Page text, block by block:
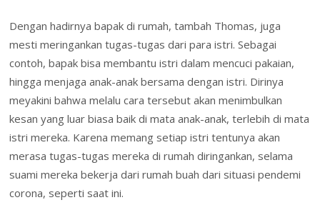
Dengan hadirnya bapak di rumah, tambah Thomas, juga
mesti meringankan tugas-tugas dari para istri. Sebagai
contoh, bapak bisa membantu istri dalam mencuci pakaian,
hingga menjaga anak-anak bersama dengan istri. Dirinya
meyakini bahwa melalu cara tersebut akan menimbulkan
kesan yang luar biasa baik di mata anak-anak, terlebih di mata
istri mereka. Karena memang setiap istri tentunya akan
merasa tugas-tugas mereka di rumah diringankan, selama
suami mereka bekerja dari rumah buah dari situasi pendemi
corona, seperti saat ini.